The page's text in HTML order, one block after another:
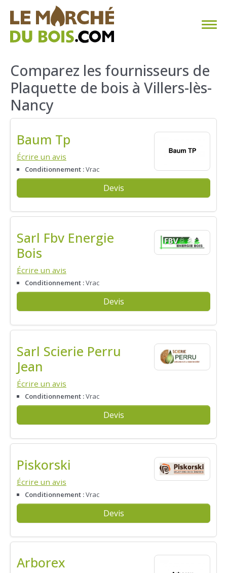
CHAUFFAGE AU BOIS
FAQ
CALCULER SA CONSOMMATION
TROUVER SON FOURNISSEUR
BLOG
Comparez les fournisseurs de
Plaquette de bois à Villers-lès-
Nancy
Baum Tp
Écrire un avis
Conditionnement :Vrac
Devis
Sarl Fbv Energie
Bois
Écrire un avis
Conditionnement :Vrac
Devis
Sarl Scierie Perru
Jean
Écrire un avis
Conditionnement :Vrac
Devis
Piskorski
Écrire un avis
Conditionnement :Vrac
Devis
Arborex